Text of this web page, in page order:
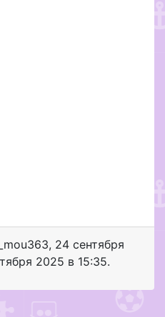
, 24 сентября
2025 в 15:35.